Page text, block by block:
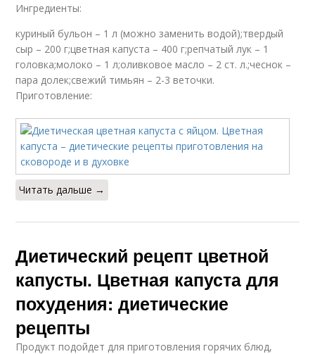
Ингредиенты:
куриный бульон – 1 л (можно заменить водой);твердый
сыр – 200 г;цветная капуста – 400 г;репчатый лук – 1
головка;молоко – 1 л;оливковое масло – 2 ст. л.;чеснок –
пара долек;свежий тимьян – 2-3 веточки.
Приготовление:
Читать дальше →
Диетический рецепт цветной
капусты. Цветная капуста для
похудения: диетические
рецепты
Продукт подойдет для приготовления горячих блюд,